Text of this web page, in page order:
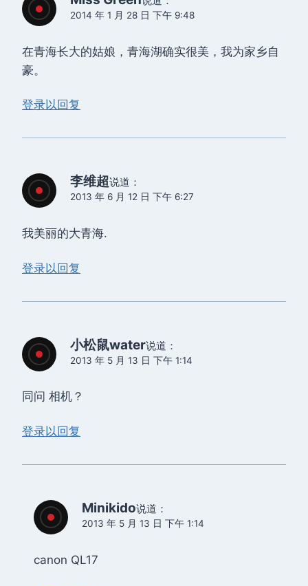
2014 年 1 月 28 日 下午 9:48
在青海长大的姑娘，青海湖确实很美，我为家乡自
豪。
登录以回复
李维超说道：
2013 年 6 月 12 日 下午 6:27
我美丽的大青海.
登录以回复
小松鼠water说道：
2013 年 5 月 13 日 下午 1:14
同问 相机？
登录以回复
Minikido说道：
2013 年 5 月 13 日 下午 1:14
canon QL17